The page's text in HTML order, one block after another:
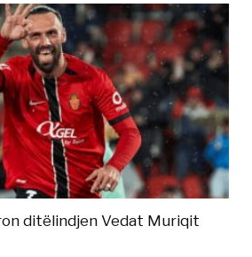
ditëlindjen Vedat Muriqit